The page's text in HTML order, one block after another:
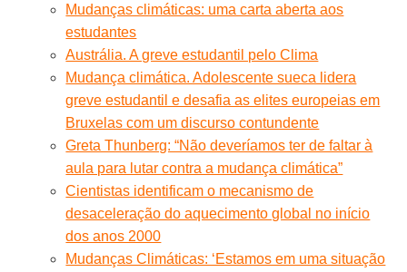
Mudanças climáticas: uma carta aberta aos
estudantes
Austrália. A greve estudantil pelo Clima
Mudança climática. Adolescente sueca lidera
greve estudantil e desafia as elites europeias em
Bruxelas com um discurso contundente
Greta Thunberg: “Não deveríamos ter de faltar à
aula para lutar contra a mudança climática”
Cientistas identificam o mecanismo de
desaceleração do aquecimento global no início
dos anos 2000
Mudanças Climáticas: ‘Estamos em uma situação